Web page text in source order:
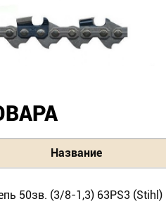
Название
50зв. (3/8-1,3) 63PS3 (Stihl)